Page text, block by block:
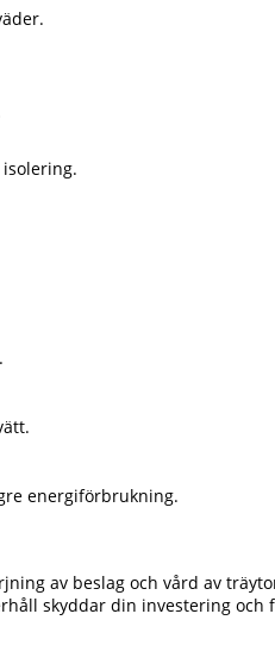
energiförbrukning.
av beslag och vård av
skyddar din investering